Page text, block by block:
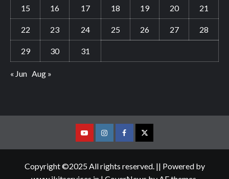
15 16 17 18 19 20 21
22 23 24 25 26 27 28
29 30 31
« Jun Aug »
YoutubeVimeoFacebookTwitter
Copyright ©2025 All rights reserved. || Powered by